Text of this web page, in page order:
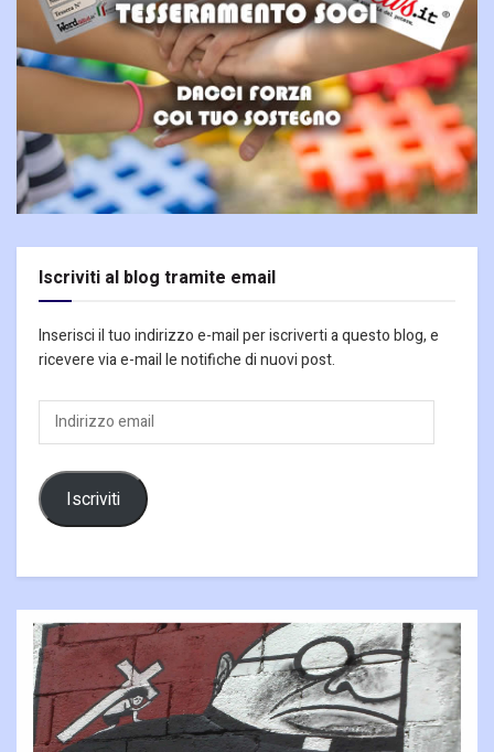
Iscriviti al blog tramite email
Inserisci il tuo indirizzo e-mail per iscriverti a questo blog, e
ricevere via e-mail le notifiche di nuovi post.
Indirizzo
email
Iscriviti